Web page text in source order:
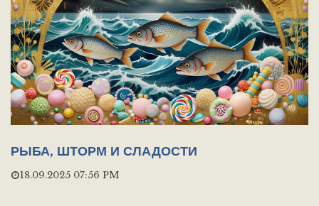
РЫБА, ШТОРМ И СЛАДОСТИ
18.09.2025 07:56 PM